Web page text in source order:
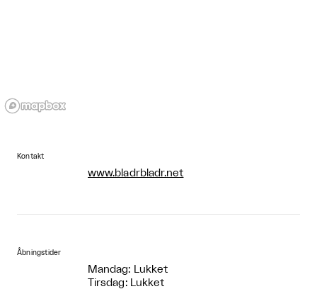
Kontakt
www.bladrbladr.net
Åbningstider
Mandag: Lukket
Tirsdag: Lukket